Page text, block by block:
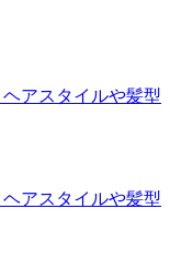
アスタイルや髪型
アスタイルや髪型